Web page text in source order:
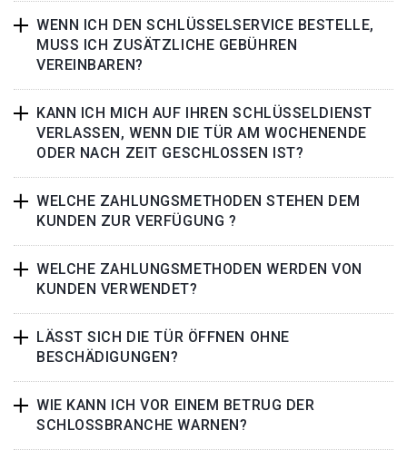
WENN ICH DEN SCHLÜSSELSERVICE BESTELLE,
MUSS ICH ZUSÄTZLICHE GEBÜHREN
VEREINBAREN?
KANN ICH MICH AUF IHREN SCHLÜSSELDIENST
VERLASSEN, WENN DIE TÜR AM WOCHENENDE
ODER NACH ZEIT GESCHLOSSEN IST?
WELCHE ZAHLUNGSMETHODEN STEHEN DEM
KUNDEN ZUR VERFÜGUNG ?
WELCHE ZAHLUNGSMETHODEN WERDEN VON
KUNDEN VERWENDET?
LÄSST SICH DIE TÜR ÖFFNEN OHNE
BESCHÄDIGUNGEN?
WIE KANN ICH VOR EINEM BETRUG DER
SCHLOSSBRANCHE WARNEN?